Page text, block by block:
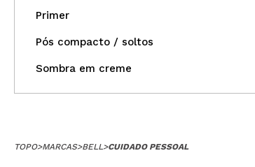
Primer
Pós compacto / soltos
Sombra em creme
TOPO>MARCAS>BELL>CUIDADO PESSOAL